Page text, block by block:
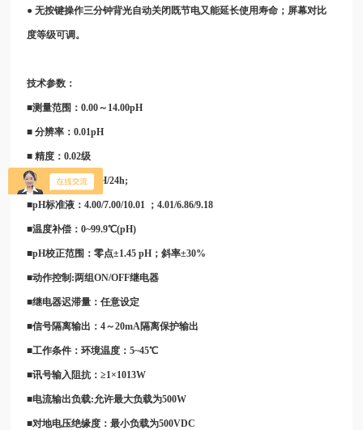
● 无按键操作三分钟背光自动关闭既节电又能延长使用寿命；屏幕对比
度等级可调。
技术参数：
■测量范围：0.00～14.00pH
■ 分辨率：0.01pH
■ 精度：0.02级
■稳定性：≤0.03pH/24h;
■pH标准液：4.00/7.00/10.01 ；4.01/6.86/9.18
■温度补偿：0~99.9℃(pH)
■pH校正范围：零点±1.45 pH；斜率±30%
■动作控制:两组ON/OFF继电器
■继电器迟滞量：任意设定
■信号隔离输出：4～20mA隔离保护输出
■工作条件：环境温度：5~45℃
■讯号输入阻抗：≥1×1013W
■电流输出负载:允许最大负载为500W
■对地电压绝缘度：最小负载为500VDC